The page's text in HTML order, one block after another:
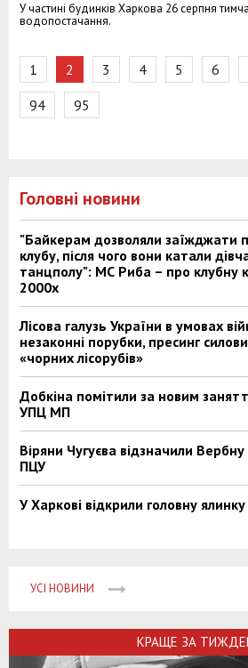
У частині будинків Харкова 26 серпня
водопостачання.
1 2 3 4 5 6
94
95
Головні новини
"Байкерам дозволяли заїжджати
клубу, після чого вони катали
танцполу": МС Риба – про клубну
2000х
Лісова галузь України в умовах
незаконні порубки, пресинг
«чорних лісорубів»
Добкіна помітили за новим
УПЦ МП
Віряни Чугуєва відзначили
ПЦУ
У Харкові відкрили головну
УСІ НОВИНИ
КРАЩЕ ЗА